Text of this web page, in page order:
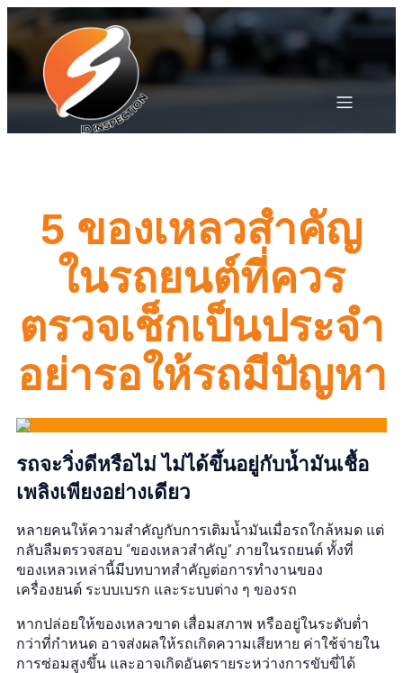
5 ของเหลวสำคัญ
ในรถยนต์ที่ควร
ตรวจเช็กเป็นประจำ
อย่ารอให้รถมีปัญหา
รถจะวิ่งดีหรือไม่ ไม่ได้ขึ้นอยู่กับน้ำมันเชื้อ
เพลิงเพียงอย่างเดียว
หลายคนให้ความสำคัญกับการเติมน้ำมันเมื่อรถใกล้หมด แต่
กลับลืมตรวจสอบ “ของเหลวสำคัญ” ภายในรถยนต์ ทั้งที่
ของเหลวเหล่านี้มีบทบาทสำคัญต่อการทำงานของ
เครื่องยนต์ ระบบเบรก และระบบต่าง ๆ ของรถ
หากปล่อยให้ของเหลวขาด เสื่อมสภาพ หรืออยู่ในระดับต่ำ
กว่าที่กำหนด อาจส่งผลให้รถเกิดความเสียหาย ค่าใช้จ่ายใน
การซ่อมสูงขึ้น และอาจเกิดอันตรายระหว่างการขับขี่ได้